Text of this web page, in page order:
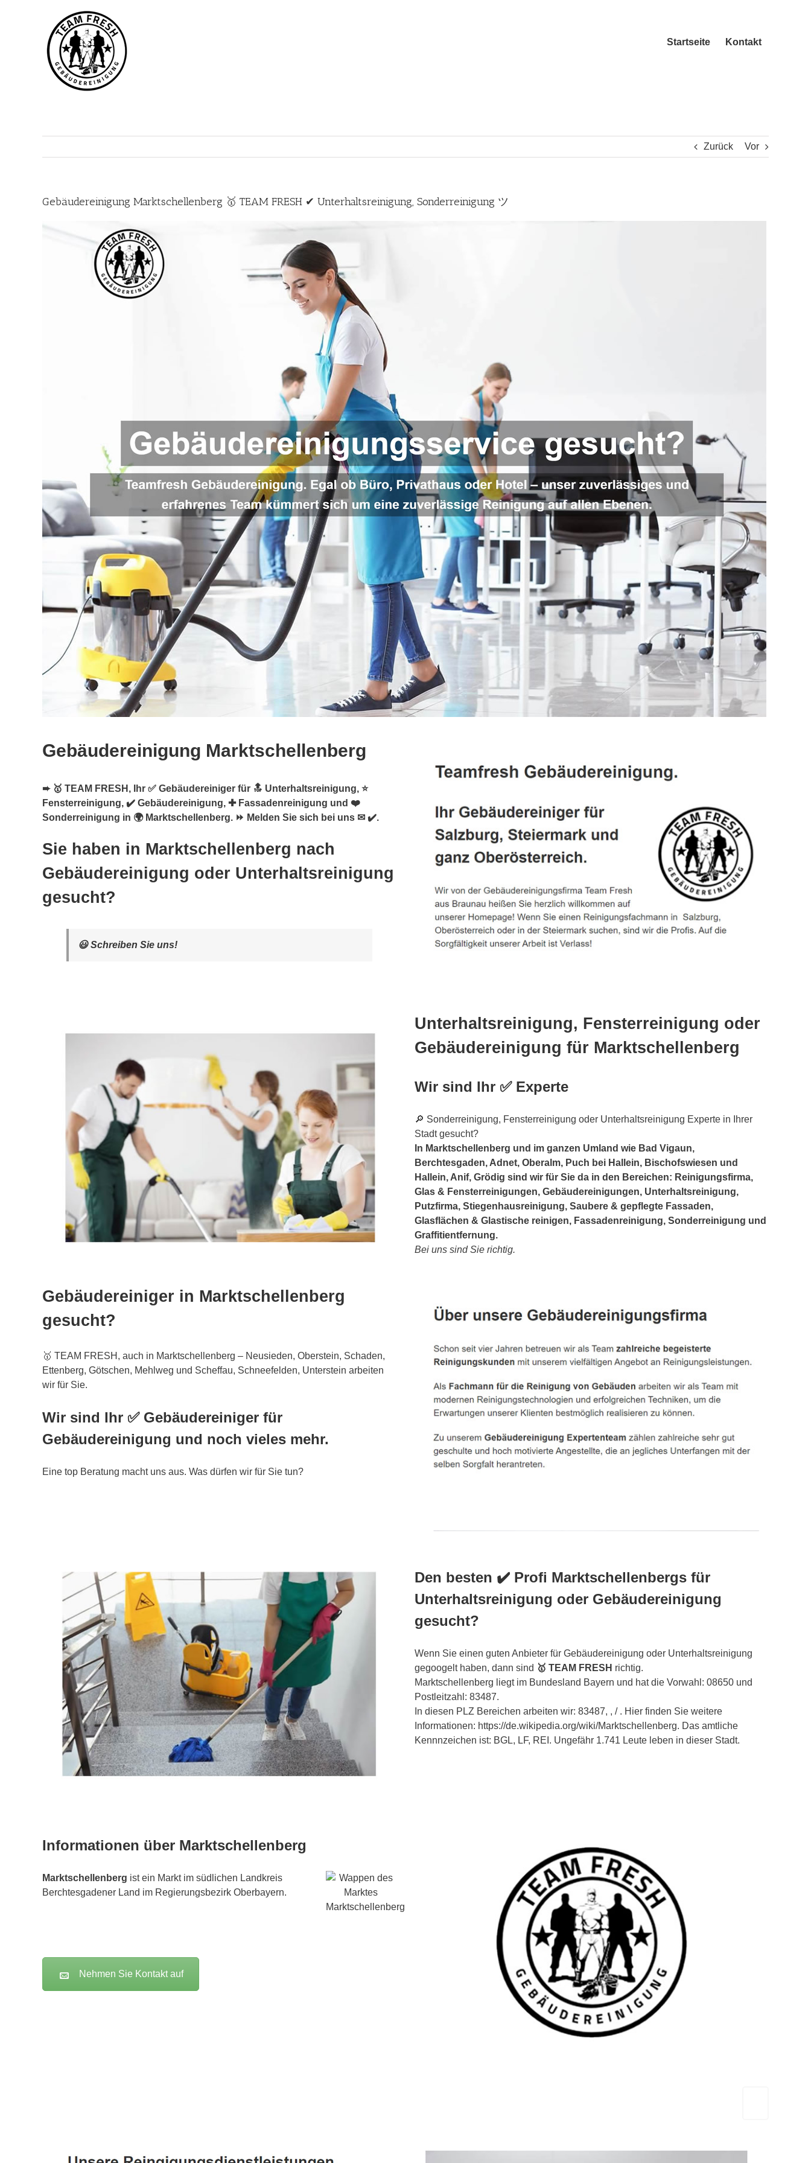
Startseite Kontakt
Zurück Vor
Gebäudereinigung Marktschellenberg 🥇 TEAM FRESH ✔ Unterhaltsreinigung, Sonderreinigung ツ
Gebäudereinigung Marktschellenberg
➨ 🥇 TEAM FRESH, Ihr ✅ Gebäudereiniger für 🔝 Unterhaltsreinigung, ⭐
Fensterreinigung, ✔️ Gebäudereinigung, ✚ Fassadenreinigung und ❤️
Sonderreinigung in 🌍 Marktschellenberg. ⏩ Melden Sie sich bei uns ✉ ✔️.
Sie haben in Marktschellenberg nach
Gebäudereinigung oder Unterhaltsreinigung
gesucht?
😃 Schreiben Sie uns!
Unterhaltsreinigung, Fensterreinigung oder
Gebäudereinigung für Marktschellenberg
Wir sind Ihr ✅ Experte
🔎 Sonderreinigung, Fensterreinigung oder Unterhaltsreinigung Experte in Ihrer
Stadt gesucht?
In Marktschellenberg und im ganzen Umland wie Bad Vigaun,
Berchtesgaden, Adnet, Oberalm, Puch bei Hallein, Bischofswiesen und
Hallein, Anif, Grödig sind wir für Sie da in den Bereichen: Reinigungsfirma,
Glas & Fensterreinigungen, Gebäudereinigungen, Unterhaltsreinigung,
Putzfirma, Stiegenhausreinigung, Saubere & gepflegte Fassaden,
Glasflächen & Glastische reinigen, Fassadenreinigung, Sonderreinigung und
Graffitientfernung.
Bei uns sind Sie richtig.
Gebäudereiniger in Marktschellenberg
gesucht?
🥇 TEAM FRESH, auch in Marktschellenberg – Neusieden, Oberstein, Schaden,
Ettenberg, Götschen, Mehlweg und Scheffau, Schneefelden, Unterstein arbeiten
wir für Sie.
Wir sind Ihr ✅ Gebäudereiniger für
Gebäudereinigung und noch vieles mehr.
Eine top Beratung macht uns aus. Was dürfen wir für Sie tun?
Den besten ✔️ Profi Marktschellenbergs für
Unterhaltsreinigung oder Gebäudereinigung
gesucht?
Wenn Sie einen guten Anbieter für Gebäudereinigung oder Unterhaltsreinigung
gegoogelt haben, dann sind 🥇 TEAM FRESH richtig.
Marktschellenberg liegt im Bundesland Bayern und hat die Vorwahl: 08650 und
Postleitzahl: 83487.
In diesen PLZ Bereichen arbeiten wir: 83487, , / . Hier finden Sie weitere
Informationen: https://de.wikipedia.org/wiki/Marktschellenberg. Das amtliche
Kennnzeichen ist: BGL, LF, REI. Ungefähr 1.741 Leute leben in dieser Stadt.
Informationen über Marktschellenberg
Marktschellenberg ist ein Markt im südlichen Landkreis
Berchtesgadener Land im Regierungsbezirk Oberbayern.
Nehmen Sie Kontakt auf